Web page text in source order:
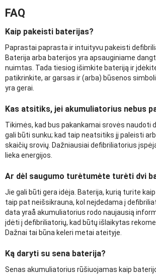
FAQ
Kaip pakeisti baterijas?
Paprastai paprasta ir intuityvu pakeisti
Baterija arba baterijos yra apsauginiame
nuimtas. Tada tiesiog išimkite bateriją ir
patikrinkite, ar garsas ir (arba) būsenos
yra gerai.
Kas atsitiks, jei akumuliatorius nebus
Tikimės, kad bus pakankamai srovės naudoti
gali būti sunku; kad taip neatsitiks jį paleisti
skaičių srovių. Dažniausiai defibriliatorius
lieka energijos.
Ar dėl saugumo turėtumėte turėti dvi
Jie gali būti gera idėja. Baterija, kurią turite
taip pat neišsikrauna, kol neįdedama į
data yraå akumuliatorius rodo naujausią
įdėti į defibriliatorių, kad būtų išlaikytas
Dažnai tai būna keleri metai ateityje.
Ką daryti su sena baterija?
Senas akumuliatorius rūšiuojamas kaip